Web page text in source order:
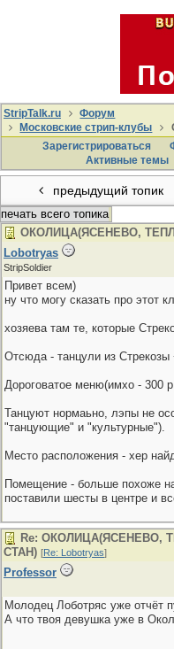
StripTalk.ru
Форум
Московские стрип-клубы
Зарегистрироваться
Активные темы
предыдущий топик
печать всего топика
ОКОЛИЦА(ЯСЕНЕВО,
Lobotryas
StripSoldier
Привет всем)
ну что могу сказать про этот
хозяева там те, которые
Отсюда - танцули из
Дороговатое меню(имхо - 300
Танцуют нормаьно, лэпы не
"танцующие" и "культурные").
Место расположения - хер
Помещение - больше похоже
поставили шесты в центре и
Re: ОКОЛИЦА(ЯСЕНЕВО,
СТАН) [Re: Lobotryas]
Professor
Молодец Лоботряс уже отчёт
А что твоя девушка уже в